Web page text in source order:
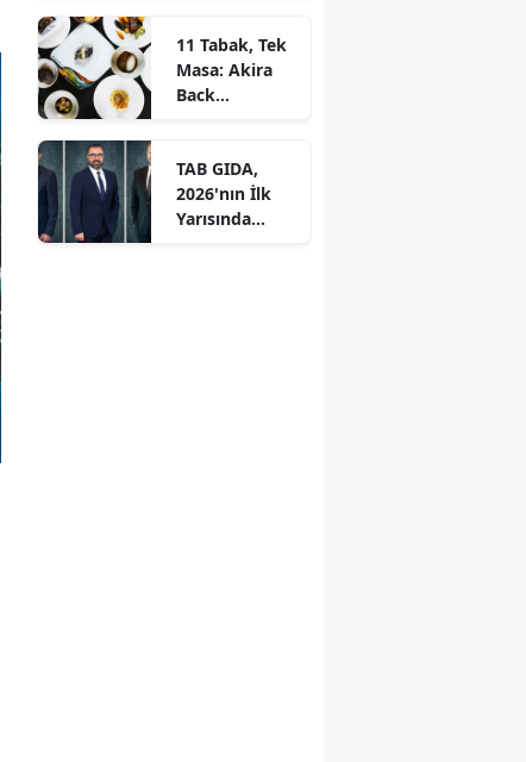
11 Tabak, Tek
Masa: Akira
Back
Chef’s Table
TAB GIDA,
2026'nın İlk
Yarısında